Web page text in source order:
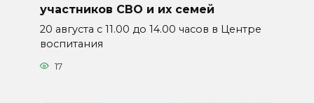
участников СВО и их семей
20 августа с 11.00 до 14.00 часов в Центре
воспитания
17